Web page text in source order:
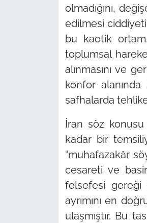
olmadığını,
edilmesi
bu kaotik
toplumsal
alınmasını ve
konfor
safhalarda
İran söz
kadar bir
“muhafazakâr
cesareti ve
felsefesi
ayrımını en
ulaşmıştır. Bu